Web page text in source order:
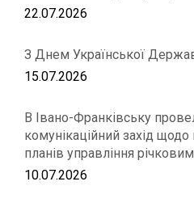
22.07.2026
З Днем Української
15.07.2026
В Івано-Франківську
комунікаційний захід щодо
планів управління
10.07.2026